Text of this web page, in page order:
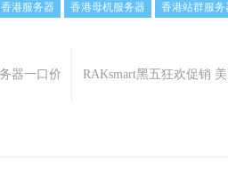
香港服务器 香港母机服务器 香港站群服务
器一口价
RAKsmart黑五狂欢促销